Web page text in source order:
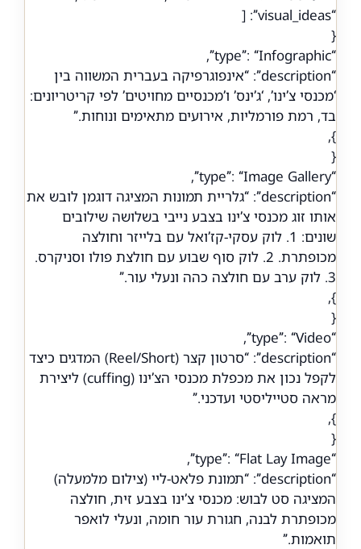
“visual_ideas”: [
{
“type”: “Infographic”,
“description”: “אינפוגרפיקה בעברית המשווה בין
‘מכנסי צ’ינו’, ‘ג’ינס’ ו’מכנסיים מחויטים’ לפי קריטריונים:
בד, רמת פורמליות, אירועים מתאימים ונוחות.”
},
{
“type”: “Image Gallery”,
“description”: “גלריית תמונות המציגה דוגמן לובש את
אותו זוג מכנסי צ’ינו בצבע נייבי בשלושה שילובים
שונים: 1. לוק עסקי-קז’ואל עם בלייזר וחולצה
מכופתרת. 2. לוק סוף שבוע עם חולצת פולו וסניקרס.
3. לוק ערב עם חולצה כהה ונעלי עור.”
},
{
“type”: “Video”,
“description”: “סרטון קצר (Reel/Short) המדגים כיצד
לקפל נכון את מכפלת מכנסי הצ’ינו (cuffing) ליצירת
מראה סטייליסטי ועדכני.”
},
{
“type”: “Flat Lay Image”,
“description”: “תמונת פלאט-ליי (צילום מלמעלה)
המציגה סט לבוש: מכנסי צ’ינו בצבע זית, חולצה
מכופתרת לבנה, חגורת עור חומה, ונעלי לואפר
תואמות.”